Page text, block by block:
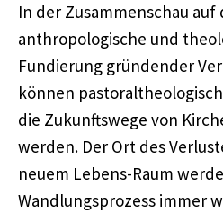
In der Zusammenschau auf
anthropologische und
Fundierung gründender
können
die Zukunftswege von
werden. Der Ort des
neuem Lebens-Raum
Wandlungsprozess immer